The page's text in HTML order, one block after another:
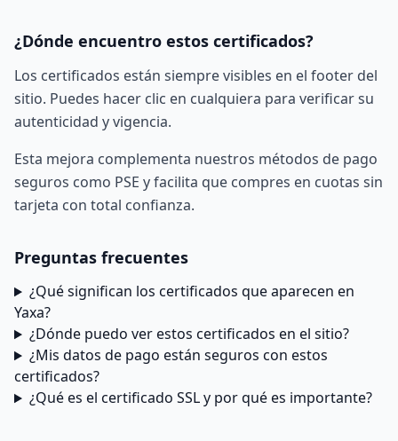
¿Dónde encuentro estos certificados?
Los certificados están siempre visibles en el footer del
sitio. Puedes hacer clic en cualquiera para verificar su
autenticidad y vigencia.
Esta mejora complementa nuestros métodos de pago
seguros como PSE y facilita que compres en cuotas sin
tarjeta con total confianza.
Preguntas frecuentes
¿Qué significan los certificados que aparecen en
Yaxa?
¿Dónde puedo ver estos certificados en el sitio?
¿Mis datos de pago están seguros con estos
certificados?
¿Qué es el certificado SSL y por qué es importante?